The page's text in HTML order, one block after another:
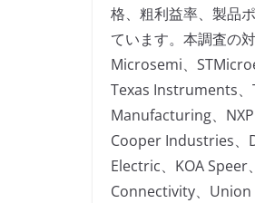
格、粗利益率、製品
ています。本調査の
Microsemi、
Texas Instruments
Manufacturing、
Cooper Industries、
Electric、KOA
Connectivity、Union